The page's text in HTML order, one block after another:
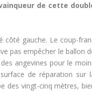
de cette
côté gauche. Le coup-
pas empêcher le ballon
angevines pour le
de réparation sur
des vingt-cinq mètres,